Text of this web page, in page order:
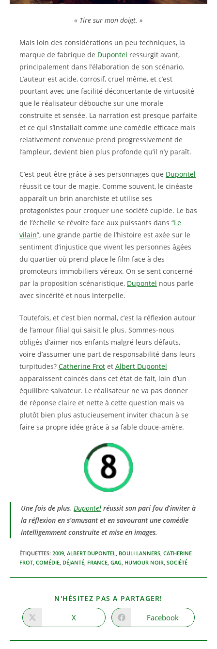
« Tire sur mon doigt. »
Mais loin des considérations un peu techniques, la
marque de fabrique de Dupontel ressurgit avant,
principalement dans l’élaboration de son scénario.
L’auteur est acide, corrosif, cruel même, et c’est
pourtant avec une facilité déconcertante de virtuosité
que le réalisateur débouche sur une morale
construite et sensée. La narration est presque parfaite
et ce qui s’installait comme une comédie efficace mais
relativement convenue prend progressivement de
l’ampleur, devient bien plus profonde qu’il n’y paraît.
C’est peut-être grâce à ses personnages que Dupontel
réussit ce tour de magie. Comme souvent, le cinéaste
apparaît un brin anarchiste et utilise ses
protagonistes pour croquer une société cupide. Le bas
de l’échelle se révolte face aux puissants dans “Le
vilain”, une grande partie de l’histoire est axée sur le
sentiment d’injustice que vivent les personnes âgées
du quartier où prend place le film face à des
promoteurs immobiliers véreux. On se sent concerné
par la proposition scénaristique, Dupontel nous parle
avec sincérité et nous interpelle.
Toutefois, et c’est bien normal, c’est la réflexion autour
de l’amour filial qui saisit le plus. Sommes-nous
obligés d’aimer nos enfants malgré leurs défauts,
voire d’assumer une part de responsabilité dans leurs
turpitudes? Catherine Frot et Albert Dupontel
apparaissent coincés dans cet état de fait, loin d’un
équilibre salvateur. Le réalisateur ne va pas donner
de réponse claire et nette à cette question mais va
plutôt bien plus astucieusement inviter chacun à se
faire sa propre idée grâce à sa fable douce-amère.
Une fois de plus, Dupontel réussit son pari fou d’inviter à
la réflexion en s’amusant et en savourant une comédie
intelligemment construite et mise en images.
ÉTIQUETTES: 2009, ALBERT DUPONTEL, BOULI LANNERS, CATHERINE
FROT, COMÉDIE, DÉJANTÉ, FRANCE, GAG, HUMOUR NOIR, SOCIÉTÉ
N'HÉSITEZ PAS A PARTAGER!
CONTENU
Ouvrir
dans
autre
X Ouvrir
dans
autre
Facebook